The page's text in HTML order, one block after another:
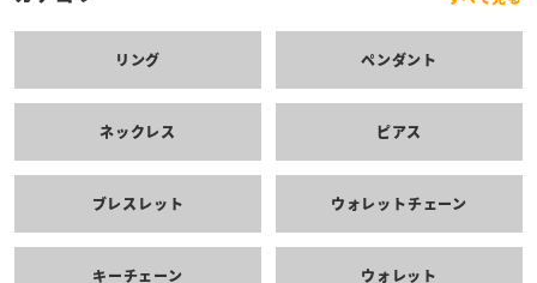
リング ペンダント
ネックレス ピアス
ブレスレット ウォレットチェーン
キーチェーン ウォレット